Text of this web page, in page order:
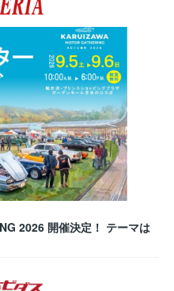
2026 開催決定！ テーマは